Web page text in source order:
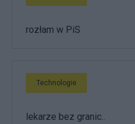
rozłam w PiS
Technologie
lekarze bez granic..